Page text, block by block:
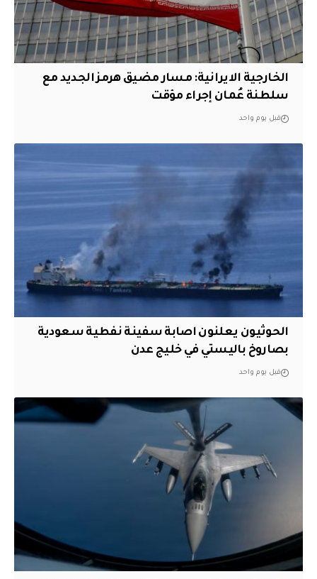
الخارجية الايرانية: مسار مضيق هرمز الجديد مع
سلطنة عُمان إجراء مؤقت
قبل يوم واحد
الحوثيون يعلنون اصابة سفينة نفطية سعودية
بصاروخ باليستي في خليج عدن
قبل يوم واحد